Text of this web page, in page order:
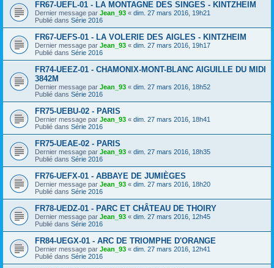
FR67-UEFL-01 - LA MONTAGNE DES SINGES - KINTZHEIM
Dernier message par Jean_93 « dim. 27 mars 2016, 19h21
Publié dans Série 2016
FR67-UEFS-01 - LA VOLERIE DES AIGLES - KINTZHEIM
Dernier message par Jean_93 « dim. 27 mars 2016, 19h17
Publié dans Série 2016
FR74-UEEZ-01 - CHAMONIX-MONT-BLANC AIGUILLE DU MIDI
3842M
Dernier message par Jean_93 « dim. 27 mars 2016, 18h52
Publié dans Série 2016
FR75-UEBU-02 - PARIS
Dernier message par Jean_93 « dim. 27 mars 2016, 18h41
Publié dans Série 2016
FR75-UEAE-02 - PARIS
Dernier message par Jean_93 « dim. 27 mars 2016, 18h35
Publié dans Série 2016
FR76-UEFX-01 - ABBAYE DE JUMIÈGES
Dernier message par Jean_93 « dim. 27 mars 2016, 18h20
Publié dans Série 2016
FR78-UEDZ-01 - PARC ET CHÂTEAU DE THOIRY
Dernier message par Jean_93 « dim. 27 mars 2016, 12h45
Publié dans Série 2016
FR84-UEGX-01 - ARC DE TRIOMPHE D'ORANGE
Dernier message par Jean_93 « dim. 27 mars 2016, 12h41
Publié dans Série 2016